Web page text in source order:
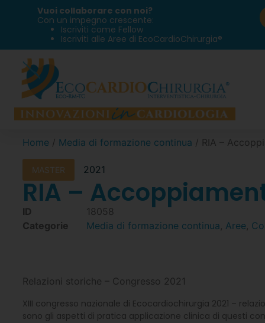
Vuoi collaborare con noi?
Con un impegno crescente:
Iscriviti come Fellow
Iscriviti alle Aree di EcoCardioChirurgia®
Home / Media di formazione continua / RIA –
MASTER 2021
RIA –
ID
18058
Categorie
Media di formazione continua, Aree,
Relazioni storiche – Congresso 2021
XIII congresso nazionale di Ecocardiochirurgia 2021 –
sono gli aspetti di pratica applicazione clinica di questi